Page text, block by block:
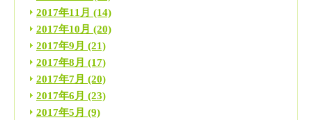
2017年11月 (14)
2017年10月 (20)
2017年9月 (21)
2017年8月 (17)
2017年7月 (20)
2017年6月 (23)
2017年5月 (9)